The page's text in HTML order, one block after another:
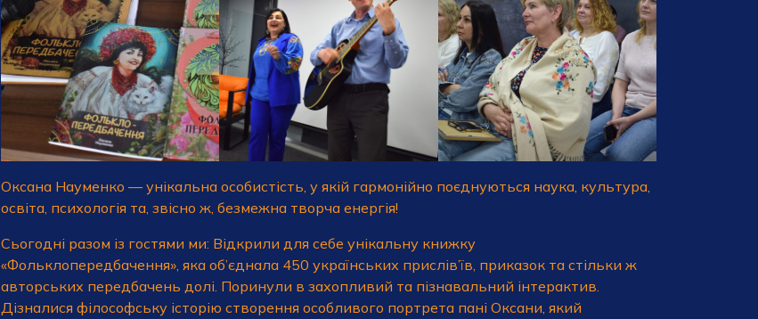
Оксана Науменко — унікальна особистість, у якій гармонійно поєднуються наука, культура,
освіта, психологія та, звісно ж, безмежна творча енергія!
Сьогодні разом із гостями ми: Відкрили для себе унікальну книжку
«Фольклопередбачення», яка об’єднала 450 українських прислів’їв, приказок та стільки ж
авторських передбачень долі. Поринули в захопливий та пізнавальний інтерактив.
Дізналися філософську історію створення особливого портрета пані Оксани, який